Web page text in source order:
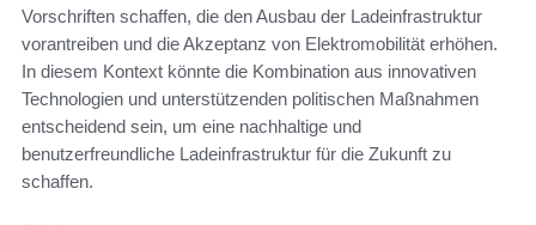
Vorschriften schaffen, die den Ausbau der Ladeinfrastruktur
vorantreiben und die Akzeptanz von Elektromobilität erhöhen.
In diesem Kontext könnte die Kombination aus innovativen
Technologien und unterstützenden politischen Maßnahmen
entscheidend sein, um eine nachhaltige und
benutzerfreundliche Ladeinfrastruktur für die Zukunft zu
schaffen.